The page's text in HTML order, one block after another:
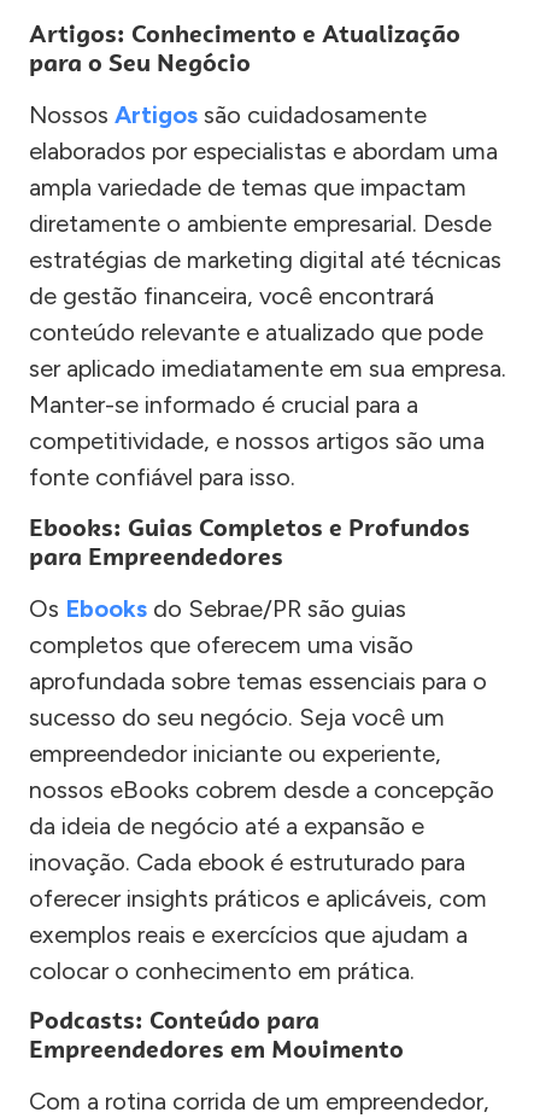
Artigos: Conhecimento e Atualização
para o Seu Negócio
Nossos Artigos são cuidadosamente
elaborados por especialistas e abordam uma
ampla variedade de temas que impactam
diretamente o ambiente empresarial. Desde
estratégias de marketing digital até técnicas
de gestão financeira, você encontrará
conteúdo relevante e atualizado que pode
ser aplicado imediatamente em sua empresa.
Manter-se informado é crucial para a
competitividade, e nossos artigos são uma
fonte confiável para isso.
Ebooks: Guias Completos e Profundos
para Empreendedores
Os Ebooks do Sebrae/PR são guias
completos que oferecem uma visão
aprofundada sobre temas essenciais para o
sucesso do seu negócio. Seja você um
empreendedor iniciante ou experiente,
nossos eBooks cobrem desde a concepção
da ideia de negócio até a expansão e
inovação. Cada ebook é estruturado para
oferecer insights práticos e aplicáveis, com
exemplos reais e exercícios que ajudam a
colocar o conhecimento em prática.
Podcasts: Conteúdo para
Empreendedores em Movimento
Com a rotina corrida de um empreendedor,